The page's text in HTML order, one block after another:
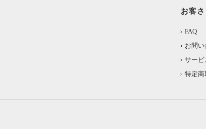
お客
FAQ
お問
サービ
特定商